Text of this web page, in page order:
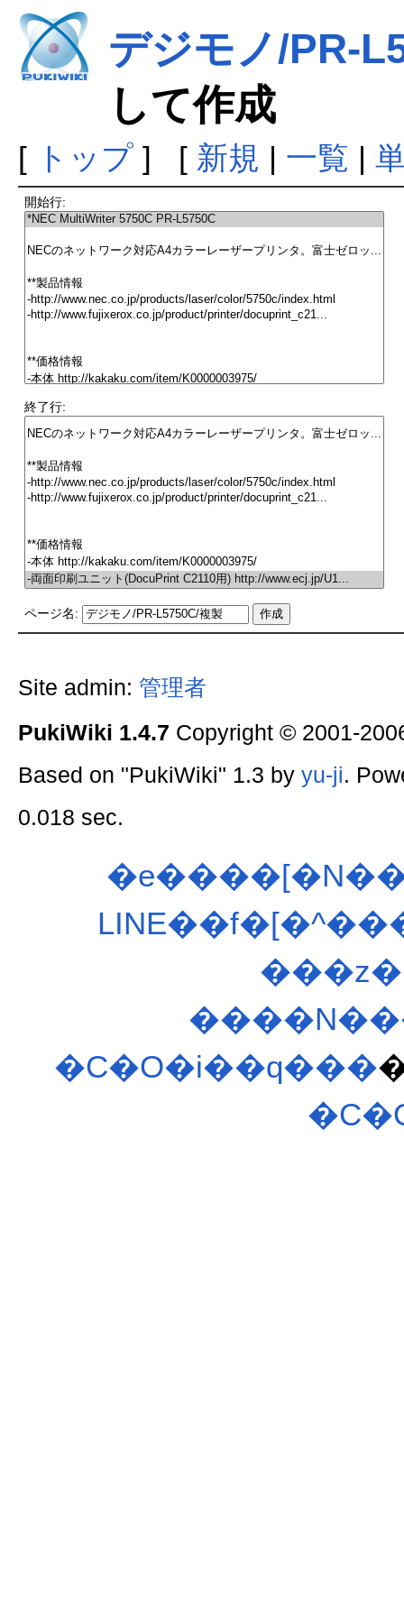
デジモノ/PR-
して作成
[ トップ] [ 新規 | 一覧 |
開始行:
終了行:
ページ名:
Site admin: 管理者
PukiWiki 1.4.7 Copyright © 2001-
Based on "PukiWiki" 1.3 by yu-ji.
0.018 sec.
�C�O�i��q���